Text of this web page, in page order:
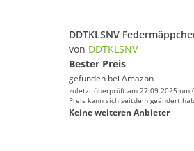
von DDTKLSNV
Bester Preis
gefunden bei Amazon
zuletzt überprüft am 27.09.2025 um
Preis kann sich seitdem geändert
Keine weiteren Anbieter